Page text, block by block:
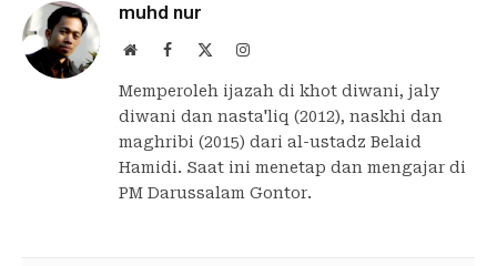
muhd nur
WebsiteFacebook Instagram
Memperoleh ijazah di khot diwani, jaly
diwani dan nasta'liq (2012), naskhi dan
maghribi (2015) dari al-ustadz Belaid
Hamidi. Saat ini menetap dan mengajar di
PM Darussalam Gontor.